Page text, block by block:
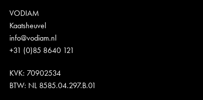
VODIAM
Kaatsheuvel
info@vodiam.nl
+31 (0)85 8640 121
KVK: 70902534
BTW: NL 8585.04.297.B.01